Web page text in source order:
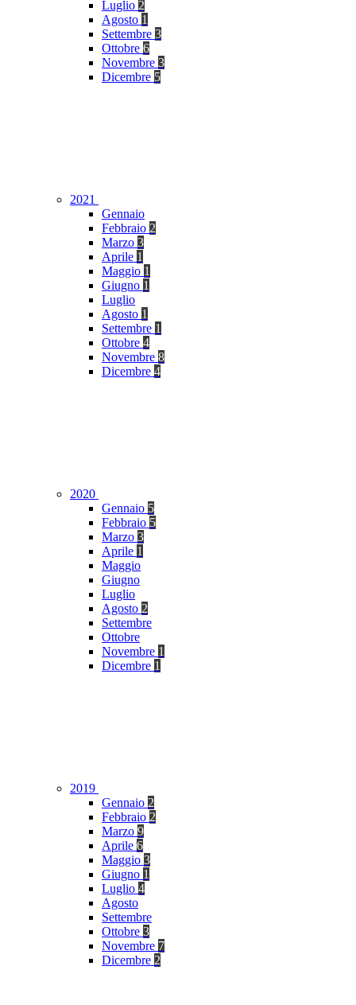
Luglio 2
Agosto 1
Settembre 3
Ottobre 6
Novembre 3
Dicembre 5
2021
Gennaio
Febbraio 2
Marzo 3
Aprile 1
Maggio 1
Giugno 1
Luglio
Agosto 1
Settembre 1
Ottobre 4
Novembre 8
Dicembre 4
2020
Gennaio 5
Febbraio 5
Marzo 3
Aprile 1
Maggio
Giugno
Luglio
Agosto 2
Settembre
Ottobre
Novembre 1
Dicembre 1
2019
Gennaio 2
Febbraio 2
Marzo 9
Aprile 6
Maggio 3
Giugno 1
Luglio 4
Agosto
Settembre
Ottobre 3
Novembre 7
Dicembre 2